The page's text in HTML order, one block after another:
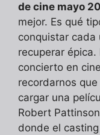
de cine mayo
mejor. Es qué
conquistar cada
recuperar
concierto en
recordarnos
cargar una
Robert
donde el